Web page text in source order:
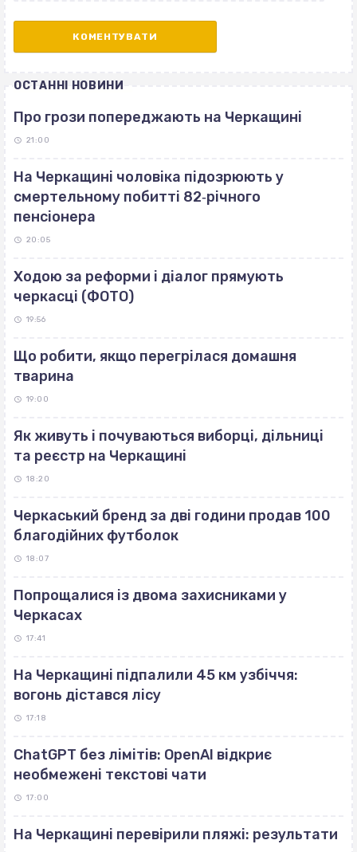
ОСТАННІ НОВИНИ
Про грози попереджають на Черкащині
21:00
На Черкащині чоловіка підозрюють у
смертельному побитті 82‐річного
пенсіонера
20:05
Ходою за реформи і діалог прямують
черкасці (ФОТО)
19:56
Що робити, якщо перегрілася домашня
тварина
19:00
Як живуть і почуваються виборці, дільниці
та реєстр на Черкащині
18:20
Черкаський бренд за дві години продав 100
благодійних футболок
18:07
Попрощалися із двома захисниками у
Черкасах
17:41
На Черкащині підпалили 45 км узбіччя:
вогонь дістався лісу
17:18
ChatGPT без лімітів: OpenAI відкриє
необмежені текстові чати
17:00
На Черкащині перевірили пляжі: результати